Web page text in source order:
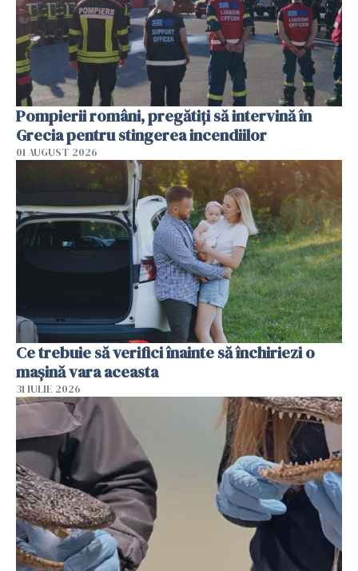
Pompierii români, pregătiţi să intervină în
Grecia pentru stingerea incendiilor
01 AUGUST 2026
Ce trebuie să verifici înainte să închiriezi o
mașină vara aceasta
31 IULIE 2026